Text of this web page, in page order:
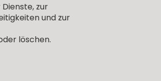
zur
und zur
löschen.